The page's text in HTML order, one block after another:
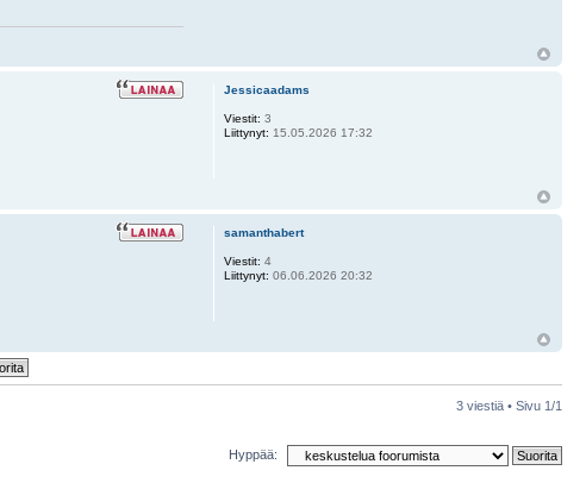
Jessicaadams
Viestit: 3
Liittynyt: 15.05.2026 17:32
samanthabert
Viestit: 4
Liittynyt: 06.06.2026 20:32
3 viestiä • Sivu 1/1
Hyppää: